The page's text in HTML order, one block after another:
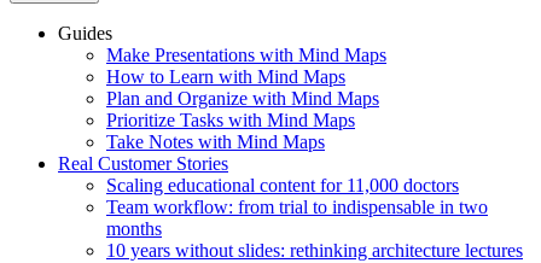
Guides
Make Presentations with Mind Maps
How to Learn with Mind Maps
Plan and Organize with Mind Maps
Prioritize Tasks with Mind Maps
Take Notes with Mind Maps
Real Customer Stories
Scaling educational content for 11,000 doctors
Team workflow: from trial to indispensable in two
months
10 years without slides: rethinking architecture lectures